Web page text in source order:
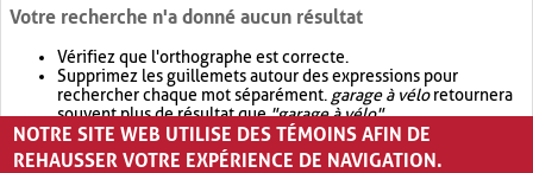
Votre recherche n'a donné aucun résultat
Vérifiez que l'orthographe est correcte.
Supprimez les guillemets autour des expressions pour
rechercher chaque mot séparément. garage à véloretournera
souvent plus de résultat que"garage à vélo".
Envisagez d'élargir votre recherche avec OR.garage OR vélo
retournera souvent plus de résultat quegarage à vélo
NOTRE SITE WEB UTILISE DES TÉMOINS AFIN DE
REHAUSSER VOTRE EXPÉRIENCE DE NAVIGATION.